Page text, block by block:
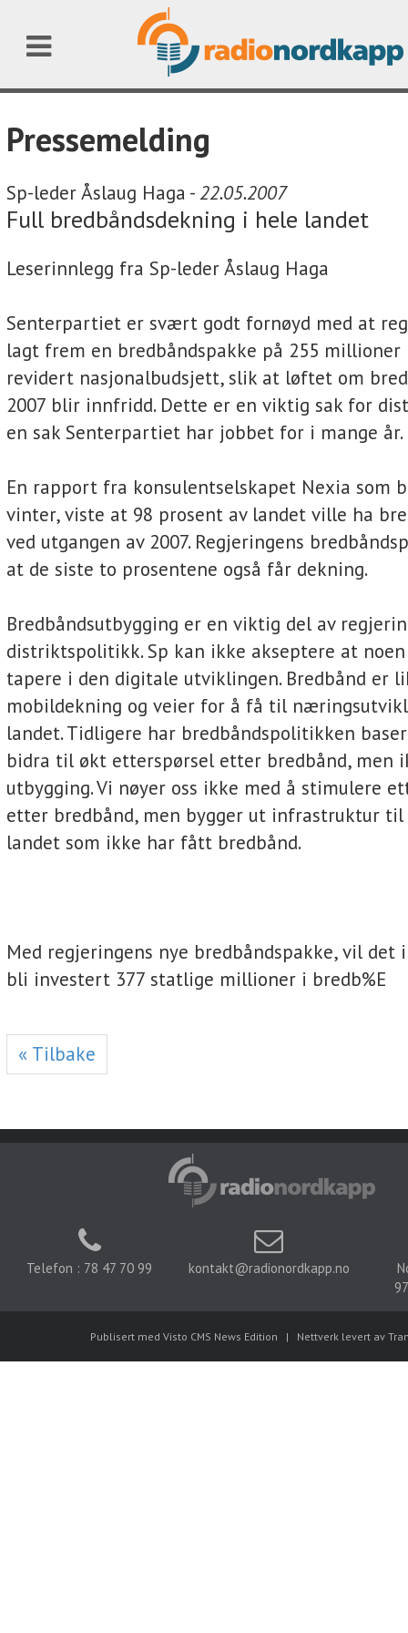
Pressemelding
Sp-leder Åslaug Haga -22.05.2007
Full bredbåndsdekning i hele landet
Leserinnlegg fra Sp-leder Åslaug Haga
Senterpartiet er svært godt fornøyd med at
lagt frem en bredbåndspakke på 255
revidert nasjonalbudsjett, slik at løftet om
2007 blir innfridd. Dette er en viktig sak for
en sak Senterpartiet har jobbet for i mange år.
En rapport fra konsulentselskapet Nexia som
vinter, viste at 98 prosent av landet ville ha
ved utgangen av 2007. Regjeringens
at de siste to prosentene også får dekning.
Bredbåndsutbygging er en viktig del av
distriktspolitikk. Sp kan ikke akseptere at
tapere i den digitale utviklingen. Bredbånd er
mobildekning og veier for å få til
landet. Tidligere har bredbåndspolitikken
bidra til økt etterspørsel etter bredbånd, men
utbygging. Vi nøyer oss ikke med å stimulere
etter bredbånd, men bygger ut infrastruktur til
landet som ikke har fått bredbånd.
Med regjeringens nye bredbåndspakke, vil det
bli investert 377 statlige millioner i bredb%E
« Tilbake
Telefon : 78 47 70 99 kontakt@radionordkapp.no
Publisert med Visto CMS News Edition | Nettverk levert av